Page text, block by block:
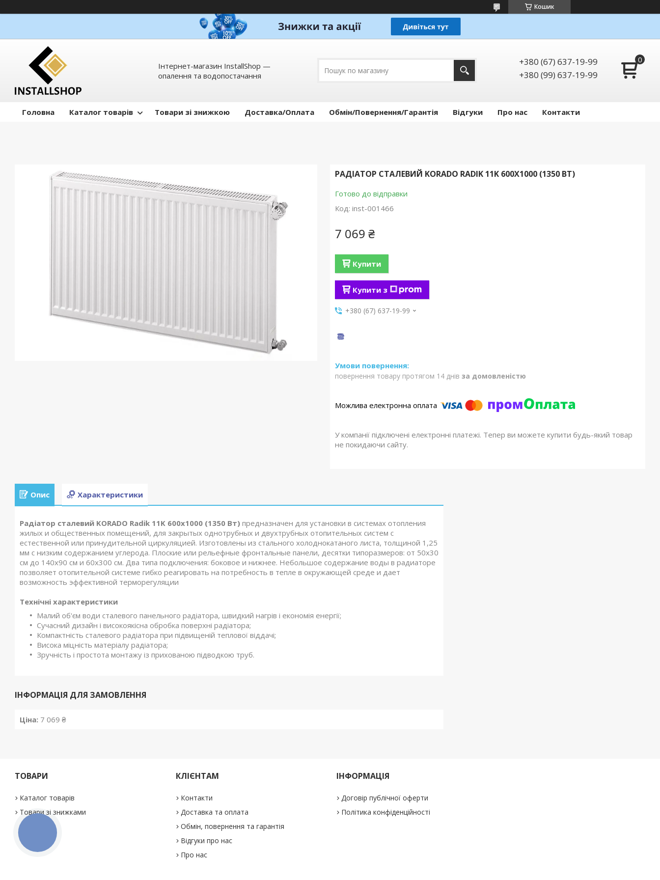
Кошик
Інтернет-магазин InstallShop —
опалення та водопостачання
+380 (67) 637-19-99
+380 (99) 637-19-99
Головна Каталог товарів Товари зі знижкою Доставка/Оплата Обмін/Повернення/Гарантія Відгуки Про нас Контакти
РАДІАТОР СТАЛЕВИЙ KORADO RADIK 11K 600X1000 (1350 ВТ)
Готово до відправки
Код: inst-001466
7 069 ₴
Купити
Купити з
+380 (67) 637-19-99
повернення товару протягом 14 днів за домовленістю
У компанії підключені електронні платежі. Тепер ви можете купити будь-який товар
не покидаючи сайту.
Опис Характеристики
Радіатор сталевий KORADO Radik 11K 600x1000 (1350 Вт) предназначен для установки в системах отопления
жилых и общественных помещений, для закрытых однотрубных и двухтрубных отопительных систем с
естественной или принудительной циркуляцией. Изготовлены из стального холоднокатаного листа, толщиной 1,25
мм с низким содержанием углерода. Плоские или рельефные фронтальные панели, десятки типоразмеров: от 50х30
см до 140х90 см и 60х300 см. Два типа подключения: боковое и нижнее. Небольшое содержание воды в радиаторе
позволяет отопительной системе гибко реагировать на потребность в тепле в окружающей среде и дает
возможность эффективной терморегуляции
Технічні характеристики
Малий об'єм води сталевого панельного радіатора, швидкий нагрів і економія енергії;
Сучасний дизайн і високоякісна обробка поверхні радіатора;
Компактність сталевого радіатора при підвищеній теплової віддачі;
Висока міцність матеріалу радіатора;
Зручність і простота монтажу із прихованою підводкою труб.
ІНФОРМАЦІЯ ДЛЯ ЗАМОВЛЕННЯ
Ціна: 7 069 ₴
ТОВАРИ
Каталог товарів
Товари зі знижками
КЛІЄНТАМ
Контакти
Доставка та оплата
Обмін, повернення та гарантія
Відгуки про нас
Про нас
ІНФОРМАЦІЯ
Договір публічної оферти
Політика конфіденційності